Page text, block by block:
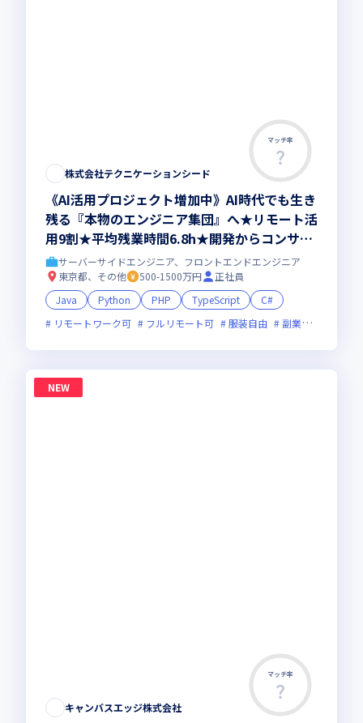
マッチ率
株式会社テクニケーションシード
《AI活用プロジェクト増加中》AI時代でも生き
残る『本物のエンジニア集団』へ★リモート活
用9割★平均残業時間6.8h★開発からコンサル
領域まで、一気通貫でキャリアを作りたいあな
たにオススメの環境です！
サーバーサイドエンジニア、フロントエンドエンジニア
東京都、その他
500-1500万円
正社員
Java
Python PHP TypeScript
C#
リモートワーク可
フルリモート可 服装自由 副業可
NEW
マッチ率
キャンバスエッジ株式会社